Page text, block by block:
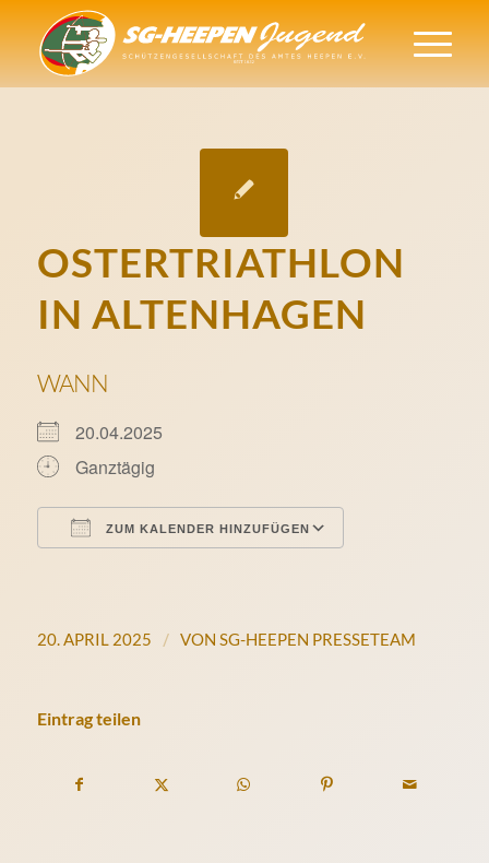
OSTERTRIATHLON
IN ALTENHAGEN
WANN
20.04.2025
Ganztägig
ZUM KALENDER HINZUFÜGEN
20. APRIL 2025 / VON SG-HEEPEN PRESSETEAM
Eintrag teilen